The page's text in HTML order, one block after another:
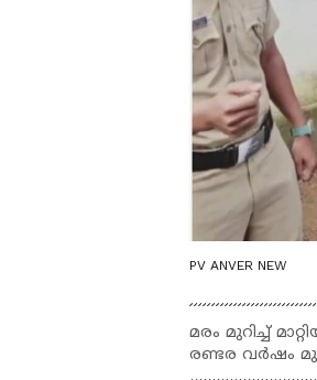
PV ANVER NEW
മരം മുറിച്ച്
രണ്ടര വർഷം